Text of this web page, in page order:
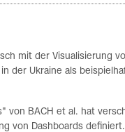
mit der Visualisierung
der Ukraine als
von BACH et al. hat
von Dashboards